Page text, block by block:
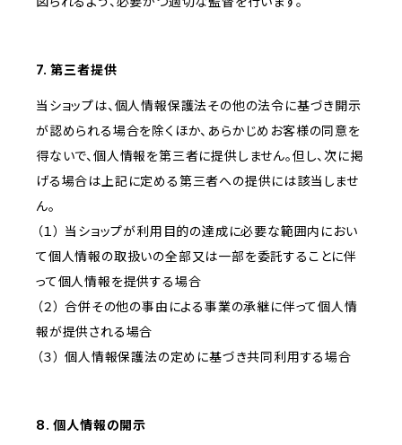
7. 第三者提供
当ショップは、個人情報保護法その他の法令に基づき開示
が認められる場合を除くほか、あらかじめお客様の同意を
得ないで、個人情報を第三者に提供しません。但し、次に掲
げる場合は上記に定める第三者への提供には該当しませ
ん。
（１） 当ショップが利用目的の達成に必要な範囲内におい
て個人情報の取扱いの全部又は一部を委託することに伴
って個人情報を提供する場合
（２） 合併その他の事由による事業の承継に伴って個人情
報が提供される場合
（３） 個人情報保護法の定めに基づき共同利用する場合
8. 個人情報の開示